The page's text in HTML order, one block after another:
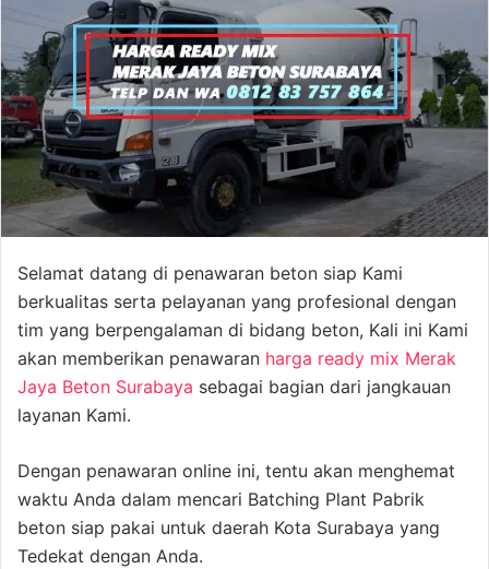
Selamat datang di penawaran beton siap Kami
berkualitas serta pelayanan yang profesional dengan
tim yang berpengalaman di bidang beton, Kali ini Kami
akan memberikan penawaran harga ready mix Merak
Jaya Beton Surabaya sebagai bagian dari jangkauan
layanan Kami.
Dengan penawaran online ini, tentu akan menghemat
waktu Anda dalam mencari Batching Plant Pabrik
beton siap pakai untuk daerah Kota Surabaya yang
Tedekat dengan Anda.